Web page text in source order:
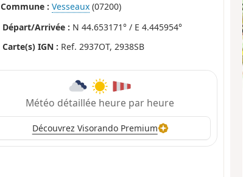
Commune : Vesseaux (07200)
Départ/Arrivée : N 44.653171° / E 4.445954°
Carte(s) IGN : Ref. 2937OT, 2938SB
Météo détaillée heure par heure
Découvrez Visorando Premium